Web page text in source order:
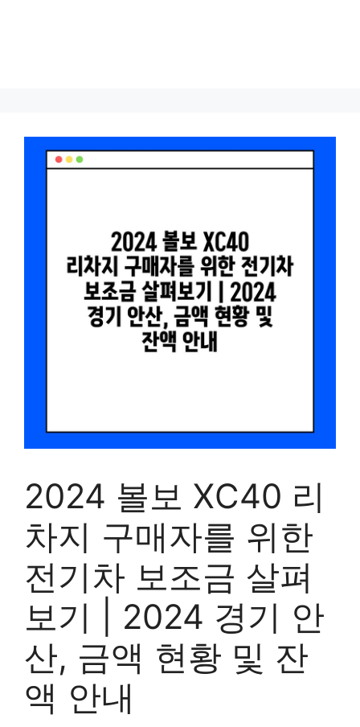
2024 볼보 XC40 리
차지 구매자를 위한
전기차 보조금 살펴
보기 | 2024 경기 안
산, 금액 현황 및 잔
액 안내